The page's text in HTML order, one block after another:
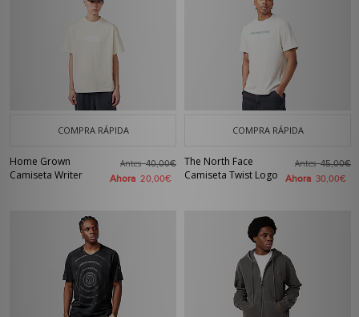
COMPRA RÁPIDA
Home Grown
Camiseta Writer
Antes40,00€
Ahora 20,00€
COMPRA RÁPIDA
The North Face
Camiseta Twist Logo
Antes45,00€
Ahora 30,00€